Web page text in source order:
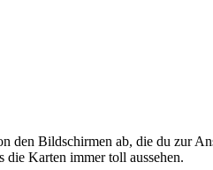
den Bildschirmen ab, die du zur
die Karten immer toll aussehen.